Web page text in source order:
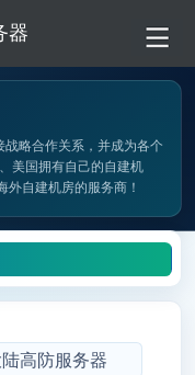
器
战略合作关系，并成为各个
美国拥有自己的自建机
外自建机房的服务商！
高防服务器